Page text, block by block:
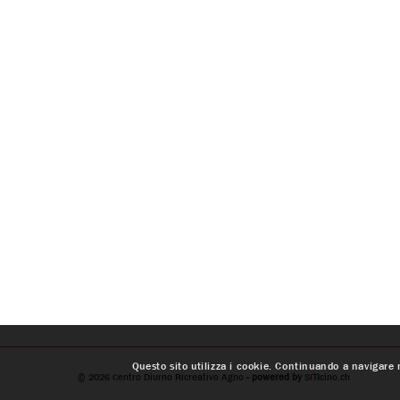
© 2026 Centro Diurno Ricreativo Agno - powered by SITIcino.ch
Questo sito utilizza i cookie. Continuando a